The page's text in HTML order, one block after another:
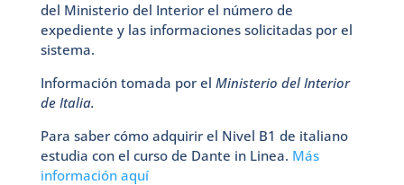
del Ministerio del Interior el número de
expediente y las informaciones solicitadas por el
sistema.
Información tomada por el Ministerio del Interior
de Italia.
Para saber cómo adquirir el Nivel B1 de italiano
estudia con el curso de Dante in Linea. Más
información aquí